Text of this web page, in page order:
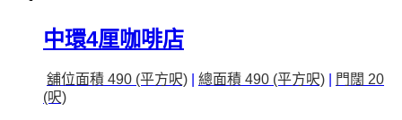
中環4厘咖啡店
舖位面積 490 (平方呎) 總面積 490 (平方呎)
門闊 20
(呎)